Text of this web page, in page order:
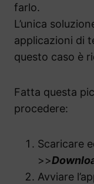
farlo.
L’unica
applicazioni di
questo caso è
Fatta questa
procedere:
Scaricare
>>
Avviare